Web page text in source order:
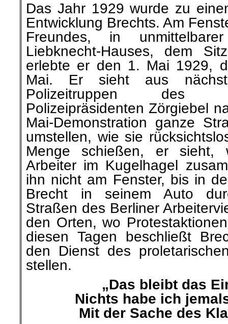
Das Jahr 1929 wurde zu
Entwicklung Brechts. Am
Freundes, in
Liebknecht-Hauses, dem
erlebte er den 1. Mai 1929,
Mai. Er sieht aus
Polizeitruppen des
Polizeipräsidenten Zörgiebel
Mai-Demonstration ganze
umstellen, wie sie
Menge schießen, er sieht,
Arbeiter im Kugelhagel
ihn nicht am Fenster, bis in
Brecht in seinem Auto
Straßen des Berliner
den Orten, wo
diesen Tagen beschließt
den Dienst des
stellen.
„Das bleibt das
Nichts habe ich
Mit der Sache des